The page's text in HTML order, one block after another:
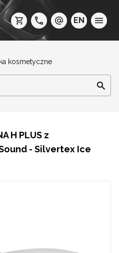
EN
kosmetyczne
H PLUS z
- Silvertex Ice